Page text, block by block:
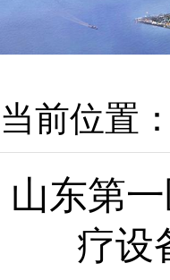
当前位置：
山东第
疗设